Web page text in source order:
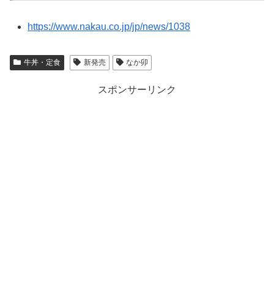
https://www.nakau.co.jp/jp/news/1038
牛丼・定食 新発売 なか卯
スポンサーリンク